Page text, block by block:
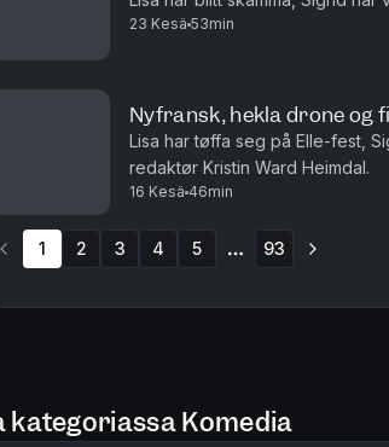
23 Kesä 53min
Nyfransk, hekla drone og
Lisa har tøffa seg på Elle-fest,
redaktør Kristin Ward Heimdal.
16 Kesä 46min
1 2 3 4 5 93
kategoriassa Komedia